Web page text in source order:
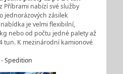
Příbrami nabízí své služby
jednorázových zásilek
je velmi flexibilní,
nebo od počtu jedné palety až
tun. K mezinárodní kamionové
- Spedition